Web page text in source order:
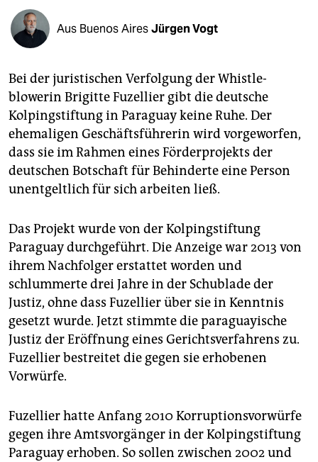
shop
fragen & hilfe
unterstützen
abo
genossenschaft
epaper login
Aus Buenos AiresJürgen Vogt
Bei der juristischen Verfolgung der Whistle­
blowerin Brigitte Fuzellier gibt die deutsche
Kolpingstiftung in Paraguay keine Ruhe. Der
ehemaligen Geschäftsführerin wird vorgeworfen,
dass sie im Rahmen eines Förderprojekts der
deutschen Botschaft für Behinderte eine Person
unentgeltlich für sich arbeiten ließ.
Das Projekt wurde von der Kolpingstiftung
Paraguay durchgeführt. Die Anzeige war 2013 von
ihrem Nachfolger erstattet worden und
schlummerte drei Jahre in der Schublade der
Justiz, ohne dass Fuzellier über sie in Kenntnis
gesetzt wurde. Jetzt stimmte die paraguayische
Justiz der Eröffnung eines Gerichtsverfahrens zu.
Fuzellier bestreitet die gegen sie erhobenen
Vorwürfe.
Fuzellier hatte Anfang 2010 Korruptionsvorwürfe
gegen ihre Amtsvorgänger in der Kolpingstiftung
Paraguay erhoben. So sollen zwischen 2002 und